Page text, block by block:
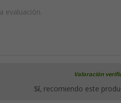
evaluación.
Valoración
Sí, recomiendo este